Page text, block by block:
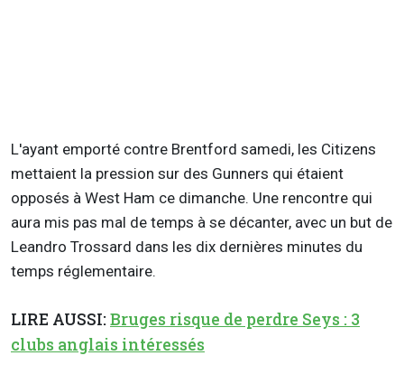
L'ayant emporté contre Brentford samedi, les Citizens
mettaient la pression sur des Gunners qui étaient
opposés à West Ham ce dimanche. Une rencontre qui
aura mis pas mal de temps à se décanter, avec un but de
Leandro Trossard dans les dix dernières minutes du
temps réglementaire.
LIRE AUSSI:Bruges risque de perdre Seys : 3
clubs anglais intéressés